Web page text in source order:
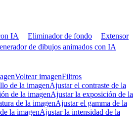
IA Eliminador de fondo
Extensor
de dibujos animados con IA
Voltear imagenFiltros
de la imagenAjustar el contraste de la
de la imagenAjustar la exposición de la
de la imagenAjustar el gamma de la
la imagenAjustar la intensidad de la